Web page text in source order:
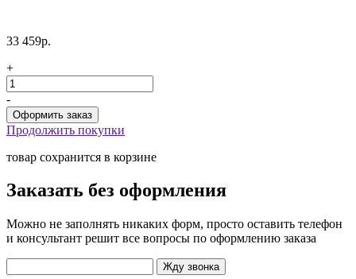
33 459р.
+
-
Продолжить покупки
товар сохранится в корзине
Заказать без оформления
Можно не заполнять никаких форм, просто оставить телефон
и консультант решит все вопросы по оформлению заказа